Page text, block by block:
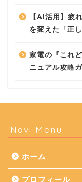
【AI活用】疲
を変えた「正
家電の『これ
ニュアル攻略
Navi Menu
ホーム
プロフィール